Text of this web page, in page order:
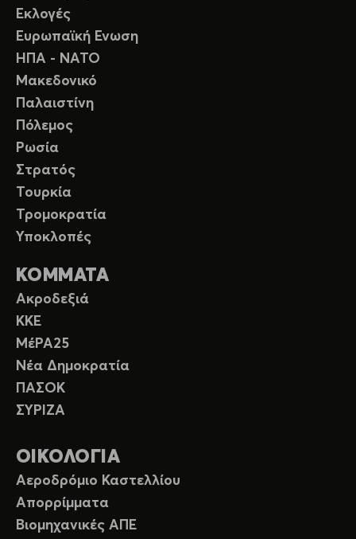
Εκλογές
Ευρωπαϊκή Ενωση
ΗΠΑ - ΝΑΤΟ
Μακεδονικό
Παλαιστίνη
Πόλεμος
Ρωσία
Στρατός
Τουρκία
Τρομοκρατία
Υποκλοπές
ΚΟΜΜΑΤΑ
Ακροδεξιά
ΚΚΕ
ΜέΡΑ25
Νέα Δημοκρατία
ΠΑΣΟΚ
ΣΥΡΙΖΑ
ΟΙΚΟΛΟΓΙΑ
Αεροδρόμιο Καστελλίου
Απορρίμματα
Βιομηχανικές ΑΠΕ